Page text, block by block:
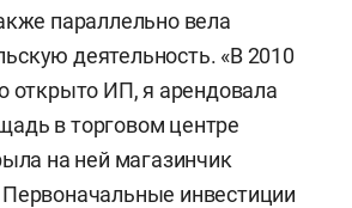
параллельно вела
деятельность. «В 2010
открыто ИП, я арендовала
в торговом центре
на ней магазинчик
инвестиции